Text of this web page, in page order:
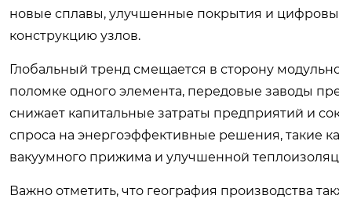
новые сплавы, улучшенные покрытия и
конструкцию узлов.
Глобальный тренд смещается в сторону
поломке одного элемента, передовые заводы
снижает капитальные затраты предприятий и
спроса на энергоэффективные решения, такие
вакуумного прижима и улучшенной
Важно отметить, что география производства